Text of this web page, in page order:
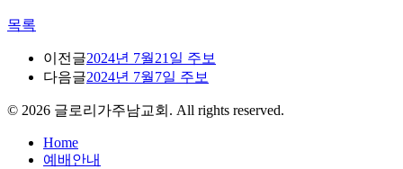
목록
이전글2024년 7월21일 주보
다음글2024년 7월7일 주보
© 2026 글로리가주남교회. All rights reserved.
Home
예배안내